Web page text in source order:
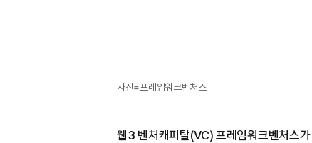
사진=프레임워크벤처스
웹3 벤처캐피탈(VC) 프레임워크벤처스